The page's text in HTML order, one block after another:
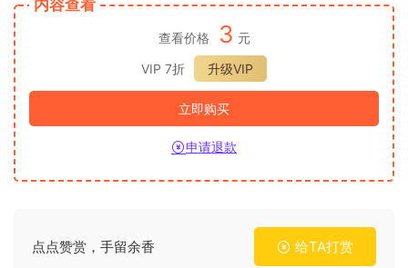
内容查看
查看价格 3 元
VIP 7折
升级VIP
立即购买
申请退款
点点赞赏，手留余香 给TA打赏